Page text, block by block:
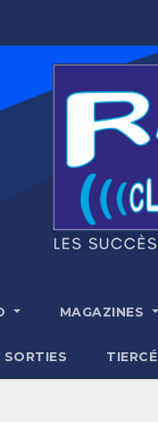
MAGAZINES
SORTIES TIERCÉ